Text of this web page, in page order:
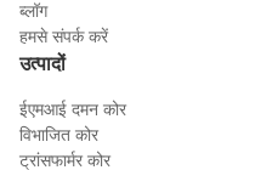
ब्लॉग
हमसे संपर्क करें
उत्पादों
ईएमआई दमन कोर
विभाजित कोर
ट्रांसफार्मर कोर